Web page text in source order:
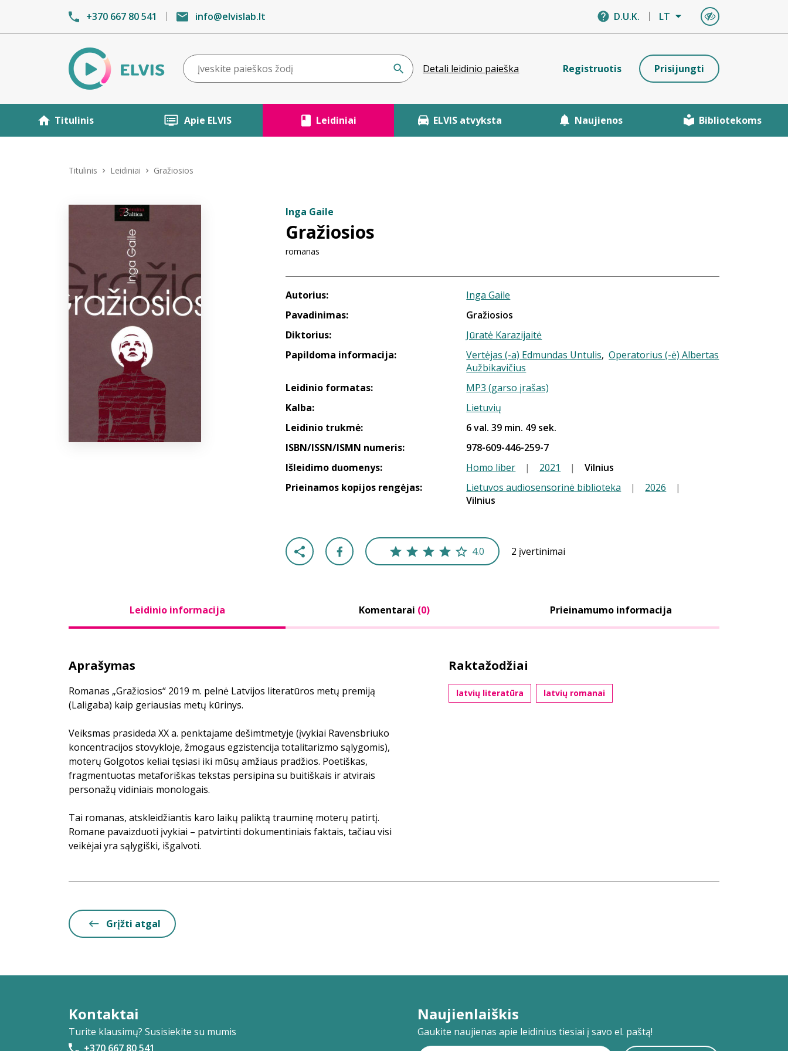
+370 667 80 541 info@elvislab.lt D.U.K. LT
Detali leidinio paieška Registruotis Prisijungti
Titulinis Apie ELVIS Leidiniai ELVIS atvyksta Naujienos Bibliotekoms
Titulinis Leidiniai Gražiosios
Inga Gaile
Gražiosios
romanas
Autorius:
Inga Gaile
Pavadinimas:
Gražiosios
Diktorius:
Jūratė Karazijaitė
Papildoma informacija:
Vertėjas (-a) Edmundas Untulis,Operatorius (-ė) Albertas
Aužbikavičius
Leidinio formatas:
MP3 (garso įrašas)
Kalba:
Lietuvių
Leidinio trukmė:
6 val. 39 min. 49 sek.
ISBN/ISSN/ISMN numeris:
978-609-446-259-7
Išleidimo duomenys:
Homo liber | 2021 |
Vilnius
Prieinamos kopijos rengėjas:
Lietuvos audiosensorinė biblioteka | 2026
|
Vilnius
4.0 2 įvertinimai
Leidinio informacija Komentarai (0) Prieinamumo informacija
Aprašymas
Romanas „Gražiosios“ 2019 m. pelnė Latvijos literatūros metų premiją
(Laligaba) kaip geriausias metų kūrinys.
Veiksmas prasideda XX a. penktajame dešimtmetyje (įvykiai Ravensbriuko
koncentracijos stovykloje, žmogaus egzistencija totalitarizmo sąlygomis),
moterų Golgotos keliai tęsiasi iki mūsų amžiaus pradžios. Poetiškas,
fragmentuotas metaforiškas tekstas persipina su buitiškais ir atvirais
personažų vidiniais monologais.
Tai romanas, atskleidžiantis karo laikų paliktą trauminę moterų patirtį.
Romane pavaizduoti įvykiai – patvirtinti dokumentiniais faktais, tačiau visi
veikėjai yra sąlygiški, išgalvoti.
Raktažodžiai
latvių literatūra latvių romanai
Grįžti atgal
Kontaktai
Turite klausimų? Susisiekite su mumis
+370 667 80 541
Naujienlaiškis
Gaukite naujienas apie leidinius tiesiai į savo el. paštą!